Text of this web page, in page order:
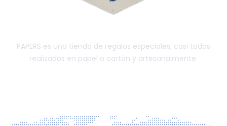
PAPERS es una tienda de regalos especiales, casi todos
realizados en papel o cartón y artesanalmente.